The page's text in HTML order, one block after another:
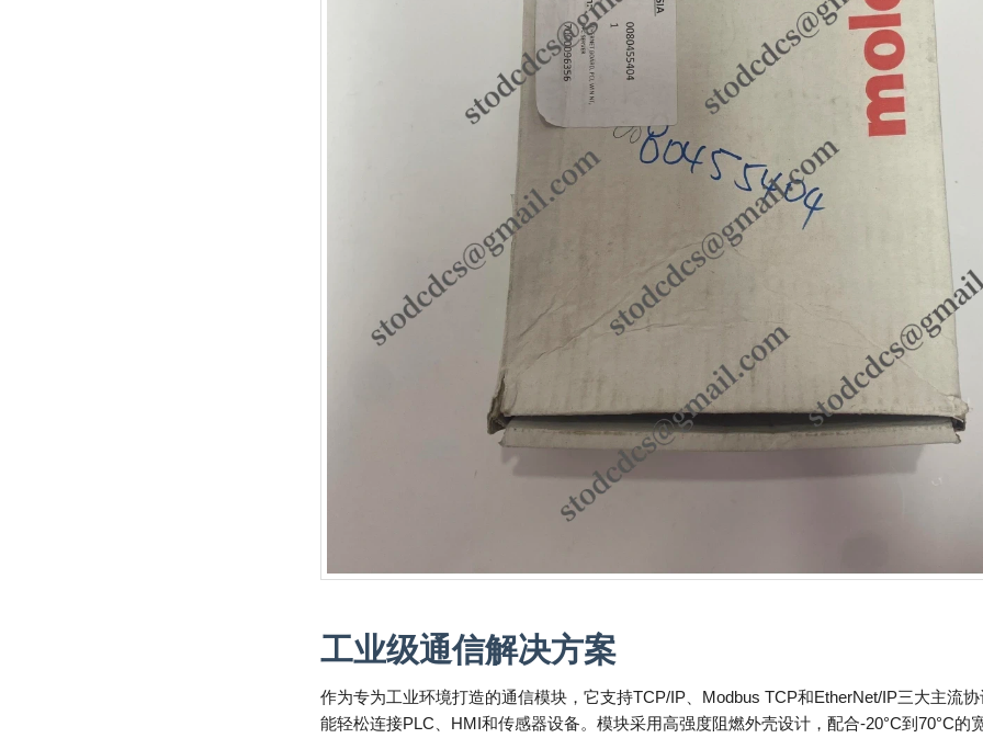
工业级通信解决方案
作为专为工业环境打造的通信模块，它支持TCP/IP、Modbus TCP和EtherNet/IP三大主流协
能轻松连接PLC、HMI和传感器设备。模块采用高强度阻燃外壳设计，配合-20°C到70°C的